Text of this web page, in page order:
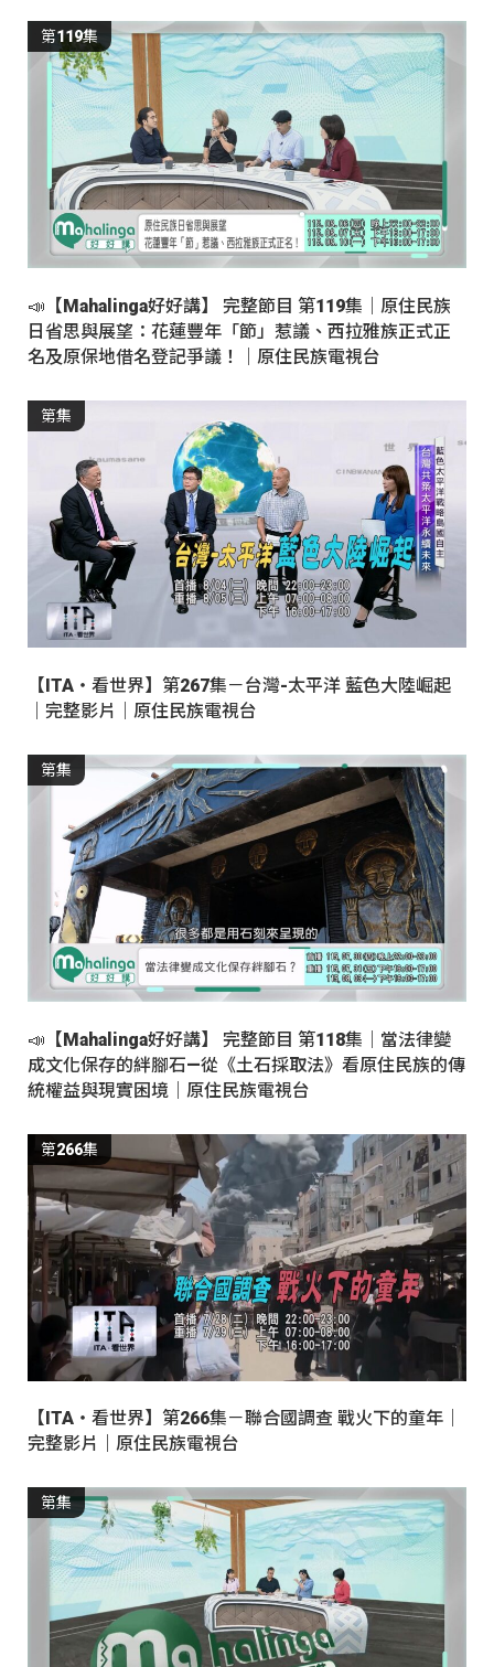
第119集
📣【Mahalinga好好講】 完整節目 第119集｜原住民族
日省思與展望：花蓮豐年「節」惹議、西拉雅族正式正
名及原保地借名登記爭議！｜原住民族電視台
第集
【ITA・看世界】第267集－台灣-太平洋 藍色大陸崛起
｜完整影片｜原住民族電視台
第集
📣【Mahalinga好好講】 完整節目 第118集｜當法律變
成文化保存的絆腳石—從《土石採取法》看原住民族的傳
統權益與現實困境｜原住民族電視台
第266集
【ITA・看世界】第266集－聯合國調查 戰火下的童年｜
完整影片｜原住民族電視台
第集